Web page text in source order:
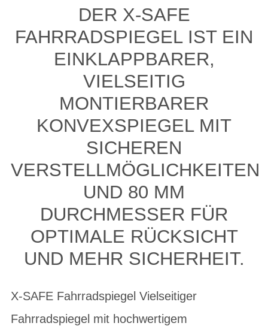
DER X-SAFE
FAHRRADSPIEGEL IST EIN
EINKLAPPBARER,
VIELSEITIG
MONTIERBARER
KONVEXSPIEGEL MIT
SICHEREN
VERSTELLMÖGLICHKEITEN
UND 80 MM
DURCHMESSER FÜR
OPTIMALE RÜCKSICHT
UND MEHR SICHERHEIT.
X-SAFE Fahrradspiegel Vielseitiger
Fahrradspiegel mit hochwertigem